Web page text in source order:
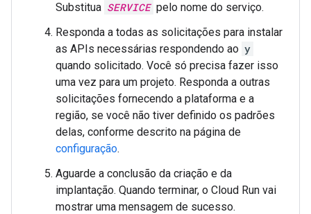
Substitua SERVICE pelo nome do serviço.
Responda a todas as solicitações para instalar
as APIs necessárias respondendo ao y
quando solicitado. Você só precisa fazer isso
uma vez para um projeto. Responda a outras
solicitações fornecendo a plataforma e a
região, se você não tiver definido os padrões
delas, conforme descrito na página de
configuração.
Aguarde a conclusão da criação e da
implantação. Quando terminar, o Cloud Run vai
mostrar uma mensagem de sucesso.